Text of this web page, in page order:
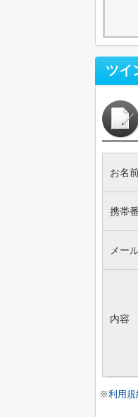
ツイ
お名
携帯
メー
内容
※利用規